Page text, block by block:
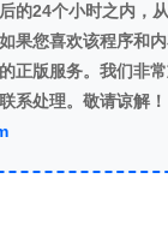
的24个小时之内，
果您喜欢该程序和
正版服务。我们非
系处理。敬请谅解